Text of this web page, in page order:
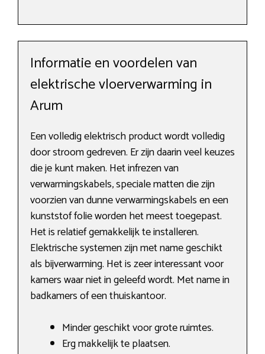
Informatie en voordelen van
elektrische vloerverwarming in
Arum
Een volledig elektrisch product wordt volledig
door stroom gedreven. Er zijn daarin veel keuzes
die je kunt maken. Het infrezen van
verwarmingskabels, speciale matten die zijn
voorzien van dunne verwarmingskabels en een
kunststof folie worden het meest toegepast.
Het is relatief gemakkelijk te installeren.
Elektrische systemen zijn met name geschikt
als bijverwarming. Het is zeer interessant voor
kamers waar niet in geleefd wordt. Met name in
badkamers of een thuiskantoor.
Minder geschikt voor grote ruimtes.
Erg makkelijk te plaatsen.